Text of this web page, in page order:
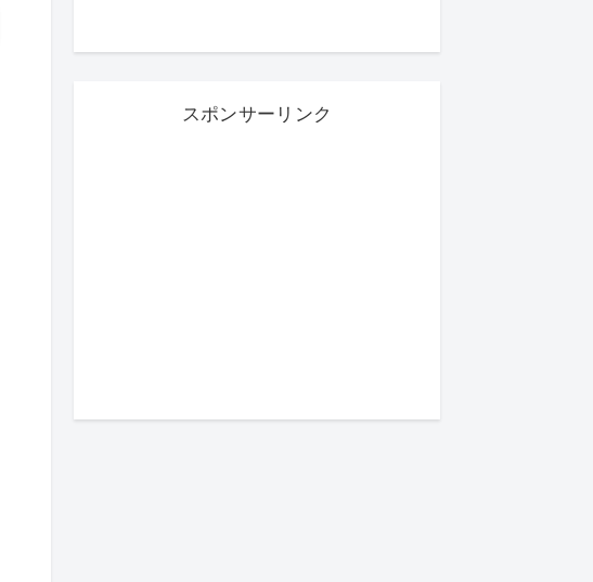
スポンサーリンク